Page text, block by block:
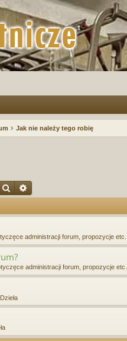
Jak nie należy tego robię
Szukaj
administracji forum, propozycje etc.
administracji forum, propozycje etc.